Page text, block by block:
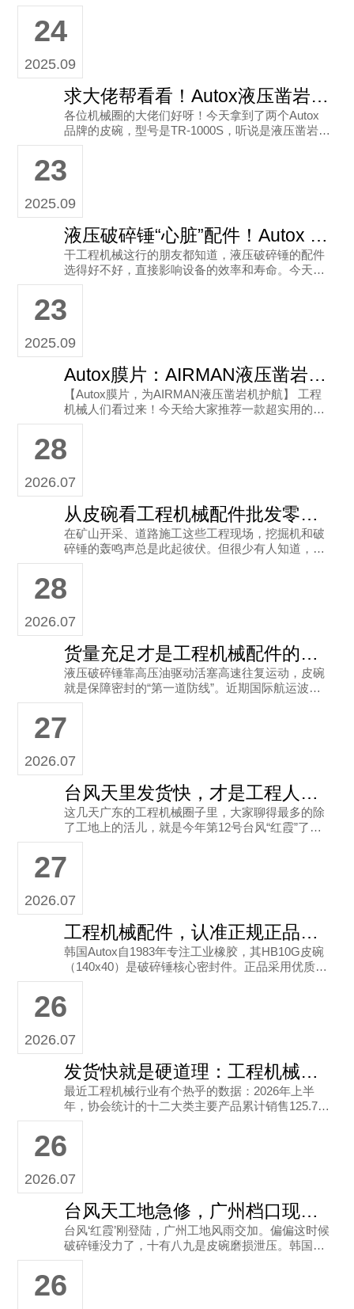
液压破碎锤在作业过程中，皮碗的密封性和耐用性
直接影
24
2025.09
求大佬帮看看！Autox液压凿岩机皮碗TR-1000S能用不？
各位机械圈的大佬们好呀！今天拿到了两个Autox
品牌的皮碗，型号是TR-1000S，听说是液压凿岩机
的配件，尺寸是118x20。从包装能看到“MADE IN
K
23
2025.09
液压破碎锤“心脏”配件！Autox HB50G皮碗（240x45），耐磨耐用才是硬道理
干工程机械这行的朋友都知道，液压破碎锤的配件
选得好不好，直接影响设备的效率和寿命。今天要
和大家聊的，就是液压破碎锤里相当关键的一个配
件——Autox HB50G
23
2025.09
Autox膜片：AIRMAN液压凿岩机的“得力助手”配件选对了才省心
【Autox膜片，为AIRMAN液压凿岩机护航】 工程
机械人们看过来！今天给大家推荐一款超实用的配
件——Autox品牌的膜片，专为AIRMAN液压凿岩机
量身打
28
2026.07
从皮碗看工程机械配件批发零售之道
在矿山开采、道路施工这些工程现场，挖掘机和破
碎锤的轰鸣声总是此起彼伏。但很少有人知道，在
这些重型机械完成每一次强力冲击的背后，有一个
不起眼却至关重要的部件——液
28
2026.07
货量充足才是工程机械配件的硬道理
液压破碎锤靠高压油驱动活塞高速往复运动，皮碗
就是保障密封的“第一道防线”。近期国际航运波动
让进口件断供风险上升，而上半年挖掘机销量同比
增长26.4%，配件消耗更
27
2026.07
台风天里发货快，才是工程人的真底气
这几天广东的工程机械圈子里，大家聊得最多的除
了工地上的活儿，就是今年第12号台风“红霞”了。7
月26日凌晨在惠州惠东沿海登陆之后，广州、深圳
这些地方暴雨大风就没
27
2026.07
工程机械配件，认准正规正品才是硬道理
韩国Autox自1983年专注工业橡胶，其HB10G皮碗
（140x40）是破碎锤核心密封件。正品采用优质N
BR材质，耐高压耐磨。广州市奥拓斯作为正规渠道
商，确保
26
2026.07
发货快就是硬道理：工程机械不停工的底气
最近工程机械行业有个热乎的数据：2026年上半
年，协会统计的十二大类主要产品累计销售125.75
万台，同比增长18.3%；出口额343.73亿美元，同
比增长21
26
2026.07
台风天工地急修，广州档口现货救场
台风‘红霞’刚登陆，广州工地风雨交加。偏偏这时候
破碎锤没力了，十有八九是皮碗磨损泄压。韩国Aut
ox皮碗（3115 2472-00，99x52）是密封氮气的核
心
26